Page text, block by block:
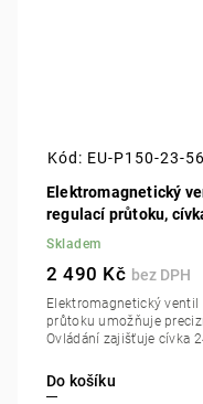
Elektromagnetický
regulací průtoku,
Skladem
2 490 Kč
Do košíku
Elektromagnetický
průtoku umožňuje
Ovládání zajišťuje cívka
Kód: EU-P150-23-56